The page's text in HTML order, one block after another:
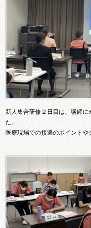
新人集合研修２日目は、講師
た。
医療現場での接遇のポイントや